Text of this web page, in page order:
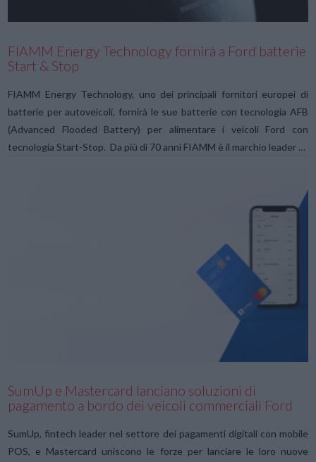
FIAMM Energy Technology fornirà a Ford batterie
Start & Stop
FIAMM Energy Technology, uno dei principali fornitori europei di
batterie per autoveicoli, fornirà le sue batterie con tecnologia AFB
(Advanced Flooded Battery) per alimentare i veicoli Ford con
tecnologia Start-Stop. Da più di 70 anni FIAMM è il marchio leader …
SumUp e Mastercard lanciano soluzioni di
pagamento a bordo dei veicoli commerciali Ford
SumUp, fintech leader nel settore dei pagamenti digitali con mobile
POS, e Mastercard uniscono le forze per lanciare le loro nuove